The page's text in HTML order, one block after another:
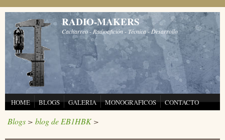
Pasar al contenido principal
RADIO-MAKERS
Cacharreo - Radioafición - Técnica - Desarrollo
HOME BLOGS GALERIA MONOGRAFICOS CONTACTO
Blogs > blog de EB1HBK>